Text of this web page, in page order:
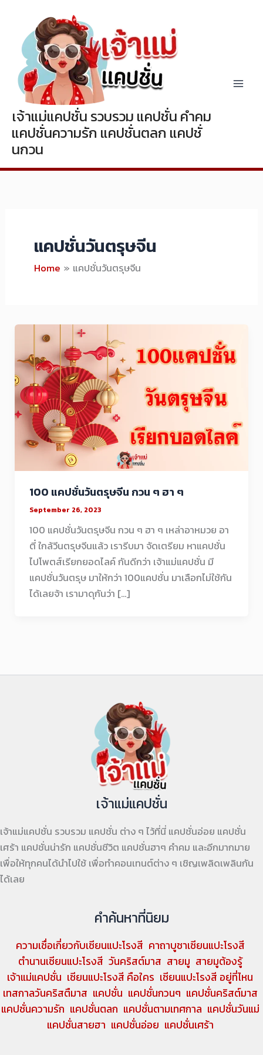
content
เจ้าแม่แคปชั่น รวบรวม แคปชั่น คำคม
แคปชั่นความรัก แคปชั่นตลก แคปชั่
นกวน
แคปชั่นวันตรุษจีน
Home แคปชั่นวันตรุษจีน
100 แคปชั่นวันตรุษจีน กวน ๆ ฮา ๆ
September 26, 2023
100 แคปชั่นวันตรุษจีน กวน ๆ ฮา ๆ เหล่าอาหมวย อา
ตี๋ ใกล้วีนตรุษจีนแล้ว เรารีบมา จัดเตรียม หาแคปชั่น
ไปโพตส์เรียกยอดไลค์ กันดีกว่า เจ้าแม่แคปชั่น มี
แคปชั่นวันตรุษ มาให้กว่า 100แคปชั่น มาเลือกไม่ใช้กัน
ได้เลยจ้า เรามาดุกันว่า […]
เจ้าแม่แคปชั่น
เจ้าแม่แคปชั่น รวบรวม แคปชั่น ต่าง ๆ ไว้ที่นี่ แคปชั่นอ่อย แคปชั่น
เศร้า แคปชั่นน่ารัก แคปชั่นชีวิต แคปชั่นฮาๆ คำคม และอีกมากมาย
เพื่อให้ทุกคนได้นำไปใช้ เพื่อทำคอนเทนต์ต่าง ๆ เชิญเพลิดเพลินกัน
ได้เลย
คำค้นหาที่นิยม
ความเชื่อเกี่ยวกับเซียนแปะโรงสี คาถาบูชาเซียนแปะโรงสี
ตำนานเซียนแปะโรงสี วันคริสต์มาส สายมู สายมูต้องรู้
เจ้าแม่แคปชั่น เซียนแปะโรงสี คือใคร เซียนแปะโรงสี อยู่ที่ไหน
เทสกาลวันคริสตืมาส แคปชั่น แคปชั่นกวนๆ แคปชั่นคริสต์มาส
แคปชั่นความรัก แคปชั่นตลก แคปชั่นตามเทศกาล แคปชั่นวันแม่
แคปชั่นสายฮา แคปชั่นอ่อย แคปชั่นเศร้า